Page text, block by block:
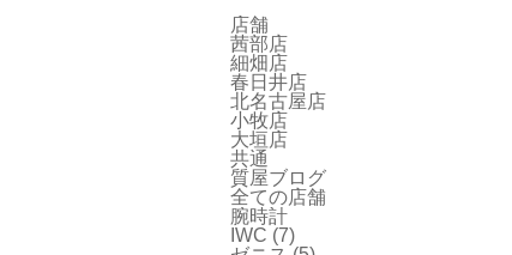
店舗
茜部店
細畑店
春日井店
北名古屋店
小牧店
大垣店
共通
質屋ブログ
全ての店舗
腕時計
IWC (7)